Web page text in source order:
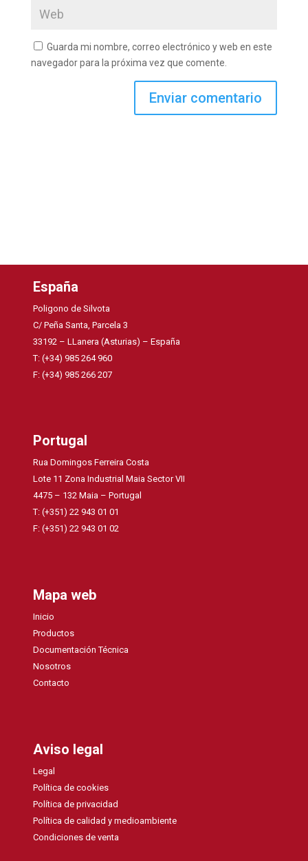
Guarda mi nombre, correo electrónico y web en este
navegador para la próxima vez que comente.
España
Poligono de Silvota
C/ Peña Santa, Parcela 3
33192 – LLanera (Asturias) – España
T: (+34) 985 264 960
F: (+34) 985 266 207
Portugal
Rua Domingos Ferreira Costa
Lote 11 Zona Industrial Maia Sector VII
4475 – 132 Maia – Portugal
T: (+351) 22 943 01 01
F: (+351) 22 943 01 02
Mapa web
Inicio
Productos
Documentación Técnica
Nosotros
Contacto
Aviso legal
Legal
Política de cookies
Política de privacidad
Política de calidad y medioambiente
Condiciones de venta